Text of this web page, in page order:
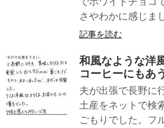
さやわかに感じま
記事を読む
和風なような洋
コーヒーにもあ
夫が出張で長野に
土産をネットで検
ごもりでした。フ